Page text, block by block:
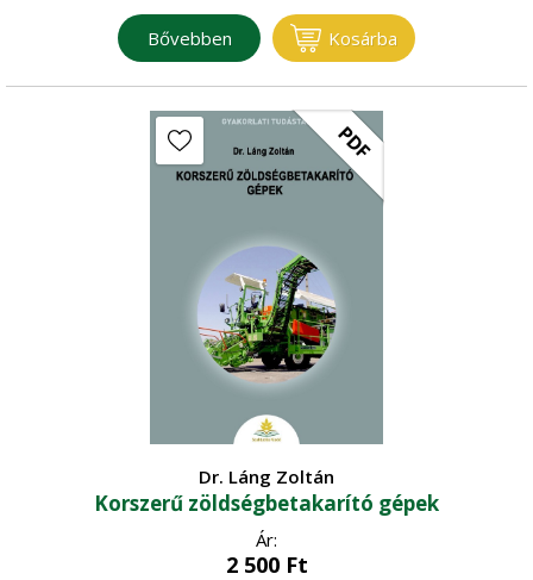
Bővebben Kosárba
PDF
Dr. Láng Zoltán
Korszerű zöldségbetakarító gépek
Ár:
2 500Ft